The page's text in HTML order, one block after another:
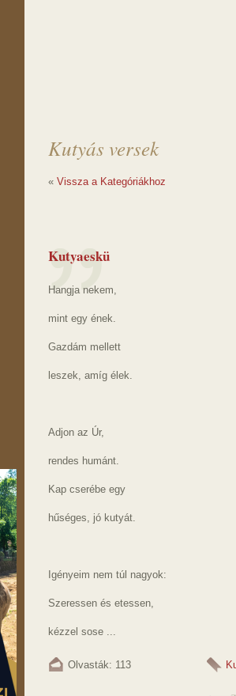
Kutyás versek
« Vissza a Kategóriákhoz
Kutyaeskü
Hangja nekem,
mint egy ének.
Gazdám mellett
leszek, amíg élek.
Adjon az Úr,
rendes humánt.
Kap cserébe egy
hűséges, jó kutyát.
Igényeim nem túl nagyok:
Szeressen és etessen,
kézzel sose ...
Olvasták: 113